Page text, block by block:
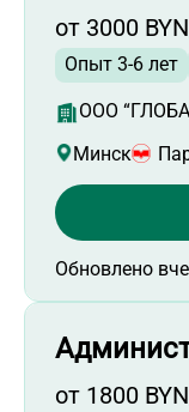
Работа с
Работа с
от 3000 BYN
Опыт 3-6 лет
ООО
Минск
Обновлено
от 1800 BYN